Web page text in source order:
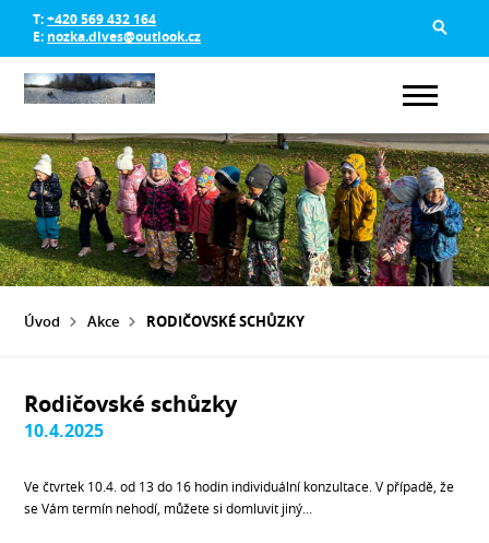
T:+420 569 432 164
E: nozka.dlves@outlook.cz
Úvod Akce RODIČOVSKÉ SCHŮZKY
Rodičovské schůzky
10.4.2025
Ve čtvrtek 10.4. od 13 do 16 hodin individuální konzultace. V případě, že
se Vám termín nehodí, můžete si domluvit jiný...